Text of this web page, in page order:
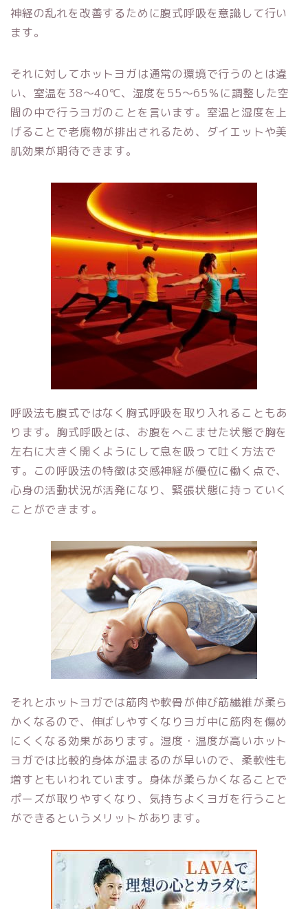
神経の乱れを改善するために腹式呼吸を意識して行い
ます。
それに対してホットヨガは通常の環境で行うのとは違
い、 室温を38～40℃、湿度を55～65％に調整した空
間の中で行うヨガのことを言います。室温と湿度を上
げることで老廃物が排出されるため、ダイエットや美
肌効果が期待できます。
呼吸法も腹式ではなく胸式呼吸を取り入れることもあ
ります。胸式呼吸とは、お腹をへこませた状態で胸を
左右に大きく開くようにして息を吸って吐く方法で
す。この呼吸法の特徴は交感神経が優位に働く点で、
心身の活動状況が活発になり、緊張状態に持っていく
ことができます。
それとホットヨガでは筋肉や軟骨が伸び筋繊維が柔ら
かくなるので、伸ばしやすくなりヨガ中に筋肉を傷め
にくくなる効果があります。 湿度・温度が高いホット
ヨガでは比較的身体が温まるのが早いので、 柔軟性も
増すともいわれています。 身体が柔らかくなることで
ポーズが取りやすくなり、気持ちよくヨガを行うこと
ができるというメリットがあります。